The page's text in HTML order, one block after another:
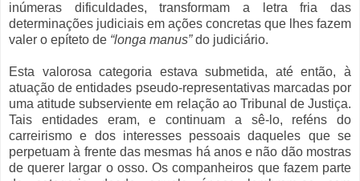
inúmeras dificuldades, transformam a letra fria das
determinações judiciais em ações concretas que lhes fazem
valer o epíteto de “longa manus”do judiciário.
Esta valorosa categoria estava submetida, até então, à
atuação de entidades pseudo-representativas marcadas por
uma atitude subserviente em relação ao Tribunal de Justiça.
Tais entidades eram, e continuam a sê-lo, reféns do
carreirismo e dos interesses pessoais daqueles que se
perpetuam à frente das mesmas há anos e não dão mostras
de querer largar o osso. Os companheiros que fazem parte